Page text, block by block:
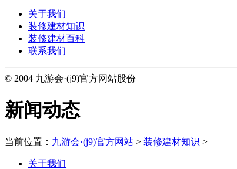
关于我们
装修建材知识
装修建材百科
联系我们
© 2004 九游会·(j9)官方网站股份
新闻动态
当前位置： 九游会·(j9)官方网站 > 装修建材知识 >
关于我们